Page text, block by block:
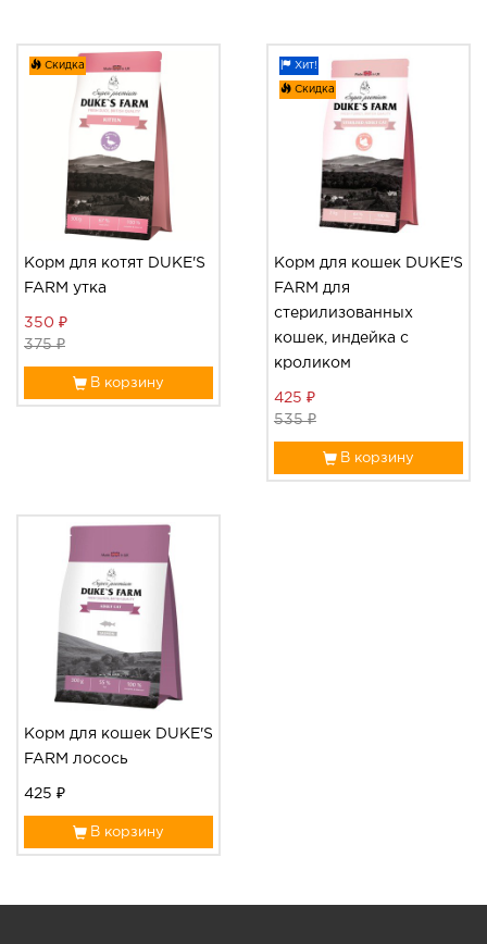
Скидка
В корзину
Корм для котят DUKE'S
FARM утка
375 ₽
350 ₽
Хит!
Скидка
В корзину
Корм для кошек DUKE'S
FARM для
стерилизованных
кошек, индейка с
кроликом
535 ₽
425 ₽
В корзину
Корм для кошек DUKE'S
FARM лосось
425 ₽